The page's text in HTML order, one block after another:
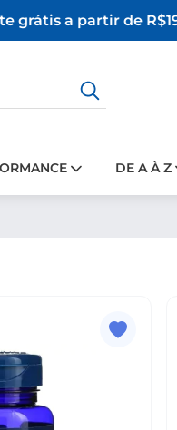
grátis a partir de
DE A À Z